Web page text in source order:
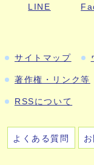
LINE
サイトマップ
著作権・リンク等
RSSについて
よくある質問